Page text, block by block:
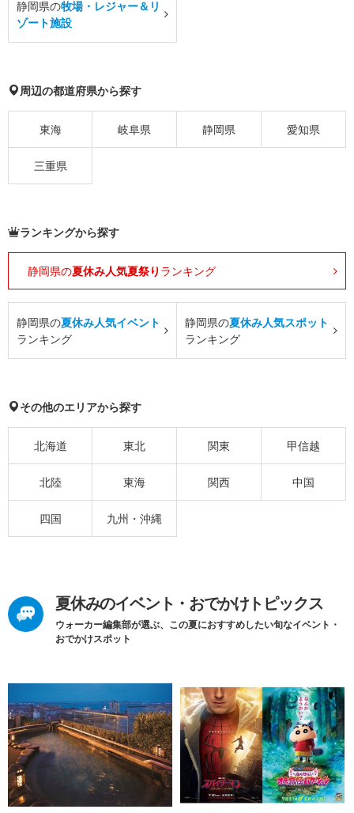
静岡県の牧場・レジャー＆リ
ゾート施設
周辺の都道府県から探す
東海 岐阜県 静岡県 愛知県
三重県
ランキングから探す
静岡県の夏休み人気夏祭り ランキング
静岡県の夏休み人気イベント
ランキング
静岡県の夏休み人気スポット
ランキング
その他のエリアから探す
北海道 東北 関東 甲信越
北陸 東海 関西 中国
四国 九州・沖縄
夏休みのイベント・おでかけトピックス
ウォーカー編集部が選ぶ、この夏におすすめしたい旬なイベント・
おでかけスポット